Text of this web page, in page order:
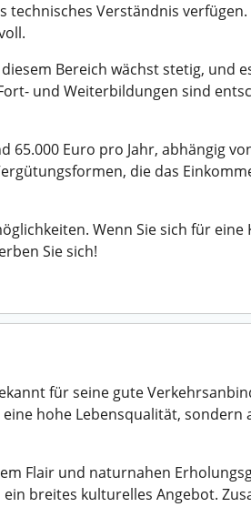
technisches Verständnis
Bereich wächst stetig, und
und Weiterbildungen sind
Euro pro Jahr, abhängig
die das
Wenn Sie sich für eine
Sie sich!
für seine gute
hohe Lebensqualität, sondern
Flair und naturnahen
breites kulturelles Angebot.